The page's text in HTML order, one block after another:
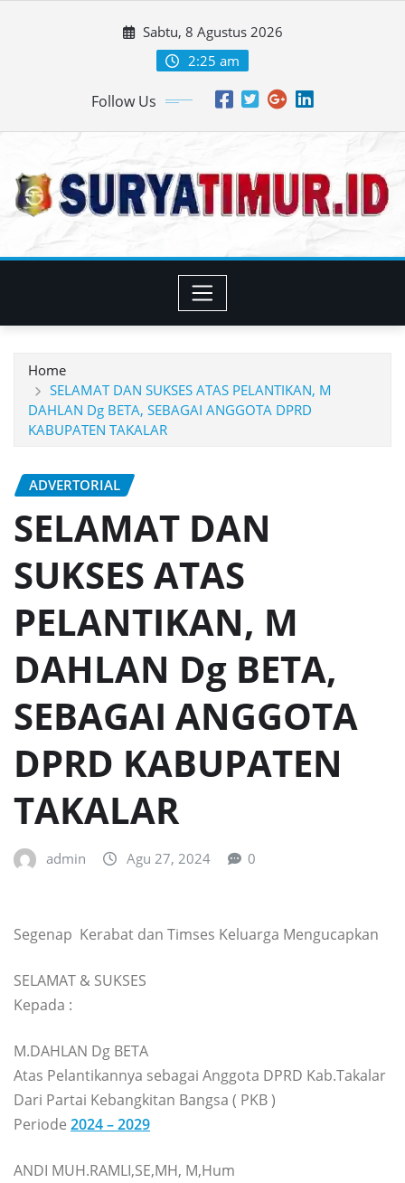
Sabtu, 8 Agustus 2026
2:25 am
Follow Us
Home
SELAMAT DAN SUKSES ATAS PELANTIKAN, M
DAHLAN Dg BETA, SEBAGAI ANGGOTA DPRD
KABUPATEN TAKALAR
ADVERTORIAL
SELAMAT DAN
SUKSES ATAS
PELANTIKAN, M
DAHLAN Dg BETA,
SEBAGAI ANGGOTA
DPRD KABUPATEN
TAKALAR
admin Agu 27, 2024 0
Segenap Kerabat dan Timses Keluarga Mengucapkan
SELAMAT & SUKSES
Kepada :
M.DAHLAN Dg BETA
Atas Pelantikannya sebagai Anggota DPRD Kab.Takalar
Dari Partai Kebangkitan Bangsa ( PKB )
Periode 2024 – 2029
ANDI MUH.RAMLI,SE,MH, M,Hum